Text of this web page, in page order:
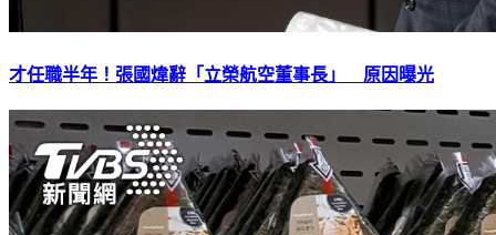
才任職半年！張國煒辭「立榮航空董事長」 原因曝光